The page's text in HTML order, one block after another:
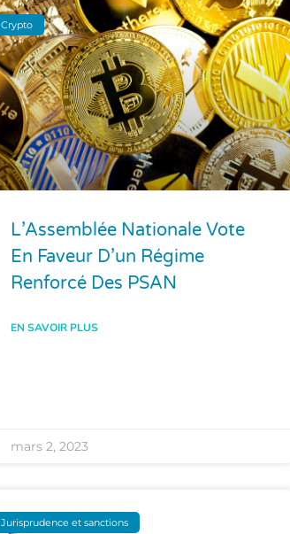
Crypto
L’Assemblée Nationale Vote
En Faveur D’un Régime
Renforcé Des PSAN
EN SAVOIR PLUS
mars 2, 2023
Jurisprudence et sanctions